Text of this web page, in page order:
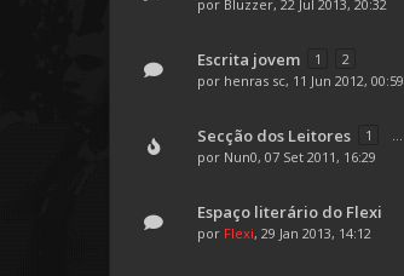
por Bluzzer, 22 Jul 2013, 20:32
Escrita jovem 1
2
por henras sc, 11 Jun 2012, 00:59
Secção dos Leitores 1 ...
por Nun0, 07 Set 2011, 16:29
Espaço literário do Flexi
por Flexi, 29 Jan 2013, 14:12